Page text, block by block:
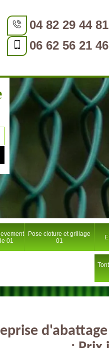
04 82 29 44 81
06 62 56 21 46
01
Pose cloture et grillage
01